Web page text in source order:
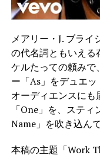
メアリー・J. ブラ
の代名詞ともいえる
ケルたっての頼みで
ー「As」をデュエ
オーディエンスにも
「One」を、ステ
Name」を吹き込んで
本稿の主題「Work